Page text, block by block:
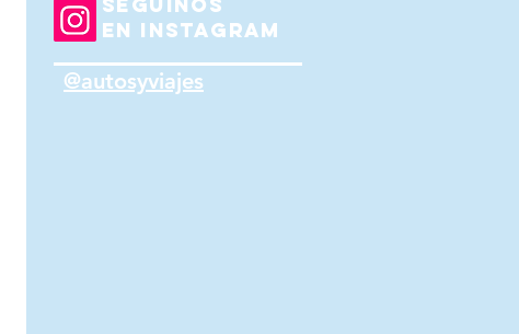
EN INSTAGRAM
@autosyviajes